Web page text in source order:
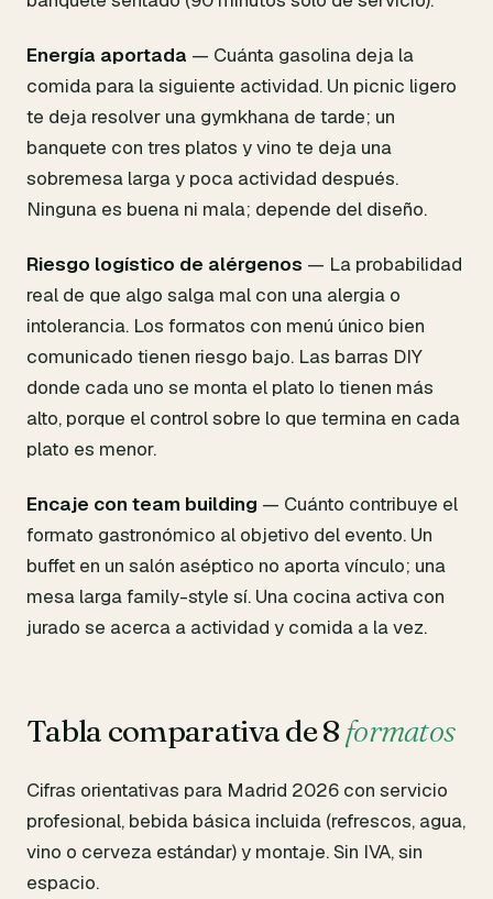
Energía aportada — Cuánta gasolina deja la
comida para la siguiente actividad. Un picnic ligero
te deja resolver una gymkhana de tarde; un
banquete con tres platos y vino te deja una
sobremesa larga y poca actividad después.
Ninguna es buena ni mala; depende del diseño.
Riesgo logístico de alérgenos — La probabilidad
real de que algo salga mal con una alergia o
intolerancia. Los formatos con menú único bien
comunicado tienen riesgo bajo. Las barras DIY
donde cada uno se monta el plato lo tienen más
alto, porque el control sobre lo que termina en cada
plato es menor.
Encaje con team building — Cuánto contribuye el
formato gastronómico al objetivo del evento. Un
buffet en un salón aséptico no aporta vínculo; una
mesa larga family-style sí. Una cocina activa con
jurado se acerca a actividad y comida a la vez.
Tabla comparativa de 8 formatos
Cifras orientativas para Madrid 2026 con servicio
profesional, bebida básica incluida (refrescos, agua,
vino o cerveza estándar) y montaje. Sin IVA, sin
espacio.